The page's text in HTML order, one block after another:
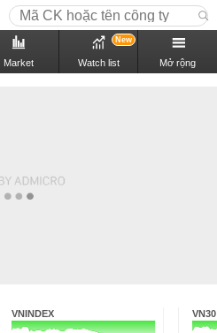
Market Watch list
New
Mở rộng
VNINDEX VN30